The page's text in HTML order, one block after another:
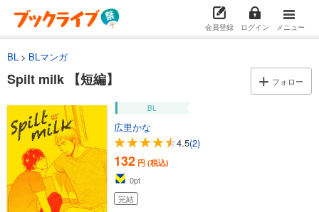
会員登録 ログイン メニュー
BL BLマンガ
Spilt milk 【短編】 フォロー
BL
広里かな
4.5(2)
132 円 (税込)
0pt
完結